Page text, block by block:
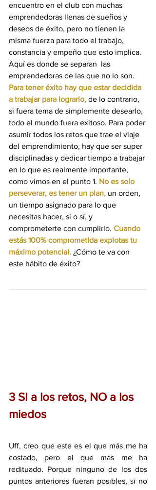
encuentro en el club con muchas
emprendedoras llenas de sueños y
deseos de éxito, pero no tienen la
misma fuerza para todo el trabajo,
constancia y empeño que esto implica.
Aquí es donde se separan las
emprendedoras de las que no lo son.
Para tener éxito hay que estar decidida
a trabajar para lograrlo, de lo contrario,
si fuera tema de simplemente desearlo,
todo el mundo fuera exitoso. Para poder
asumir todos los retos que trae el viaje
del emprendimiento, hay que ser super
disciplinadas y dedicar tiempo a trabajar
en lo que es realmente importante,
como vimos en el punto 1. No es solo
perseverar, es tener un plan, un orden,
un tiempo asignado para lo que
necesitas hacer, sí o sí, y
comprometerte con cumplirlo. Cuando
estás 100% comprometida explotas tu
máximo potencial. ¿Cómo te va con
este hábito de éxito?
3 SI a los retos, NO a los
miedos
Uff, creo que este es el que más me ha
costado, pero el que más me ha
redituado. Porque ninguno de los dos
puntos anteriores fueran posibles, si no